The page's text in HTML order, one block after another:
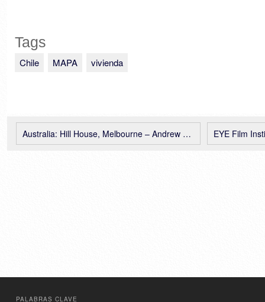
Tags
Chile MAPA vivienda
EYE Film Institute
Australia: Hill House, Melbourne – Andrew Maynard Architects
PALABRAS CLAVE